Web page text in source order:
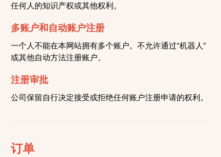
任何人的知识产权或其他权利。
多账户和自动账户注册
一个人不能在本网站拥有多个账户。不允许通过“机器人”
或其他自动方法注册账户。
注册审批
公司保留自行决定接受或拒绝任何账户注册申请的权利。
订单